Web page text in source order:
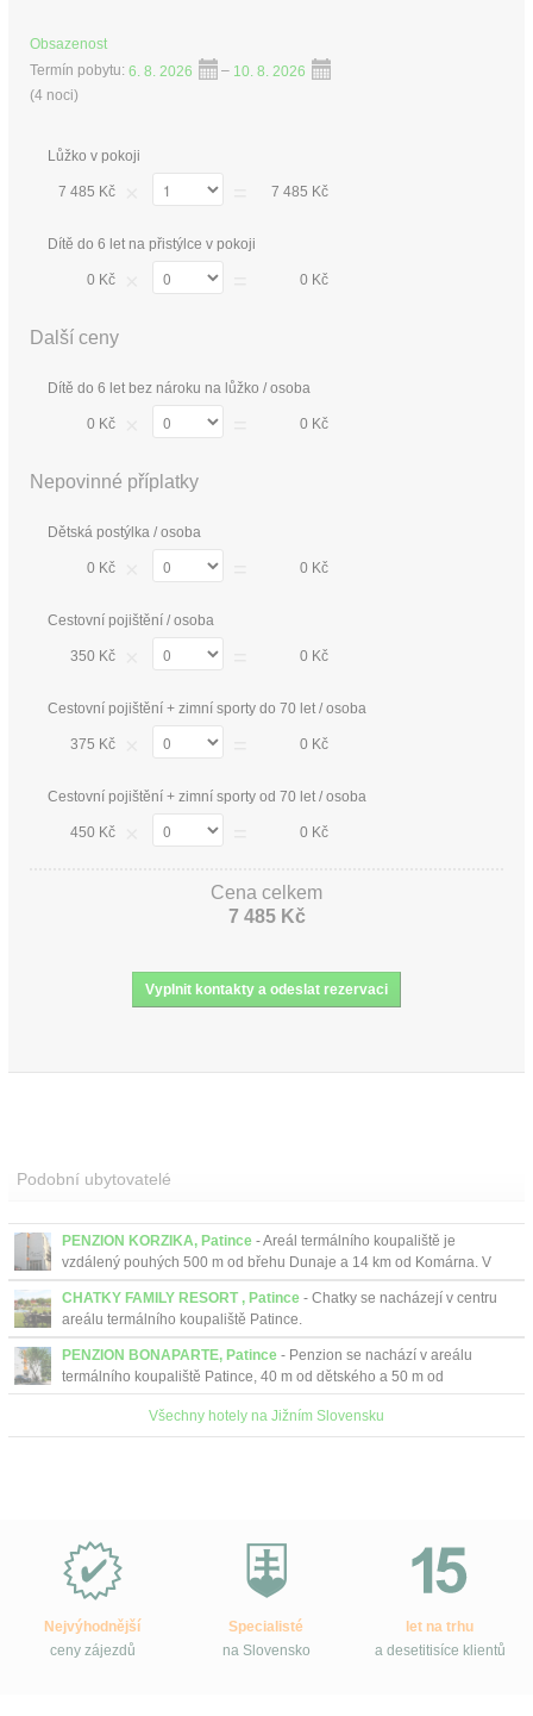
Obsazenost
Termín pobytu: 6. 8. 2026 – 10. 8. 2026
(4 noci)
Lůžko v pokoji
7 485 Kč 7 485 Kč
Dítě do 6 let na přistýlce v pokoji
0 Kč 0 Kč
Další ceny
Dítě do 6 let bez nároku na lůžko / osoba
0 Kč 0 Kč
Nepovinné příplatky
Dětská postýlka / osoba
0 Kč 0 Kč
Cestovní pojištění / osoba
350 Kč 0 Kč
Cestovní pojištění + zimní sporty do 70 let / osoba
375 Kč 0 Kč
Cestovní pojištění + zimní sporty od 70 let / osoba
450 Kč 0 Kč
Cena celkem
7 485 Kč
Podobní ubytovatelé
PENZION KORZIKA, Patince - Areál termálního koupaliště je
vzdálený pouhých 500 m od břehu Dunaje a 14 km od Komárna. V
areálu se nachází 5 bazénů s termální vodou...
CHATKY FAMILY RESORT , Patince - Chatky se nacházejí v centru
areálu termálního koupaliště Patince.
PENZION BONAPARTE, Patince - Penzion se nachází v areálu
termálního koupaliště Patince, 40 m od dětského a 50 m od
plaveckého bazénu. Penzion je vhodný pro pohodln...
Všechny hotely na Jižním Slovensku
Slovensko.cz?
Nejvýhodnější
ceny zájezdů
Specialisté
na Slovensko
let na trhu
a desetitisíce klientů